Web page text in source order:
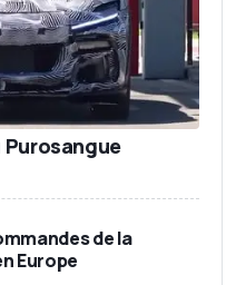
Purosangue
de la
Europe